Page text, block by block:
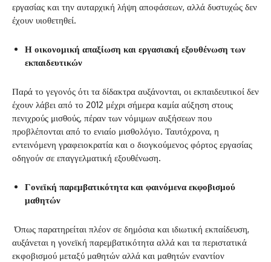
εργασίας και την αυταρχική λήψη αποφάσεων, αλλά δυστυχώς δεν
έχουν υιοθετηθεί.
Η οικονομική απαξίωση και εργασιακή εξουθένωση των
εκπαιδευτικών
Παρά το γεγονός ότι τα δίδακτρα αυξάνονται, οι εκπαιδευτικοί δεν
έχουν λάβει από το 2012 μέχρι σήμερα καμία αύξηση στους
πενιχρούς μισθούς, πέραν των νόμιμων αυξήσεων που
προβλέπονται από το ενιαίο μισθολόγιο. Ταυτόχρονα, η
εντεινόμενη γραφειοκρατία και ο διογκούμενος φόρτος εργασίας
οδηγούν σε επαγγελματική εξουθένωση.
Γονεϊκή παρεμβατικότητα και φαινόμενα εκφοβισμού
μαθητών
Όπως παρατηρείται πλέον σε δημόσια και ιδιωτική εκπαίδευση,
αυξάνεται η γονεϊκή παρεμβατικότητα αλλά και τα περιστατικά
εκφοβισμού μεταξύ μαθητών αλλά και μαθητών εναντίον